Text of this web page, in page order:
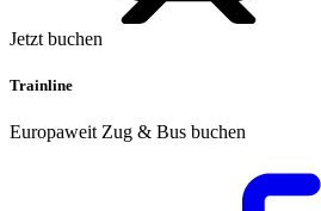
Jetzt buchen
Trainline
Europaweit Zug & Bus buchen